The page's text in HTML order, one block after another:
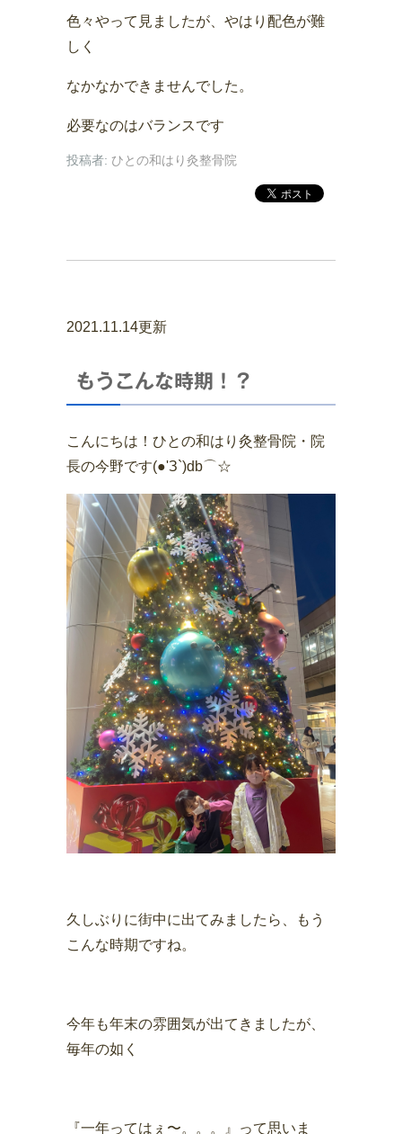
色々やって見ましたが、やはり配色が難
しく
なかなかできませんでした。
必要なのはバランスです
投稿者: ひとの和はり灸整骨院
2021.11.14更新
もうこんな時期！？
こんにちは！ひとの和はり灸整骨院・院
長の今野です(●'З`)db⌒☆
久しぶりに街中に出てみましたら、もう
こんな時期ですね。
今年も年末の雰囲気が出てきましたが、
毎年の如く
『一年ってはぇ〜。。。』って思いま